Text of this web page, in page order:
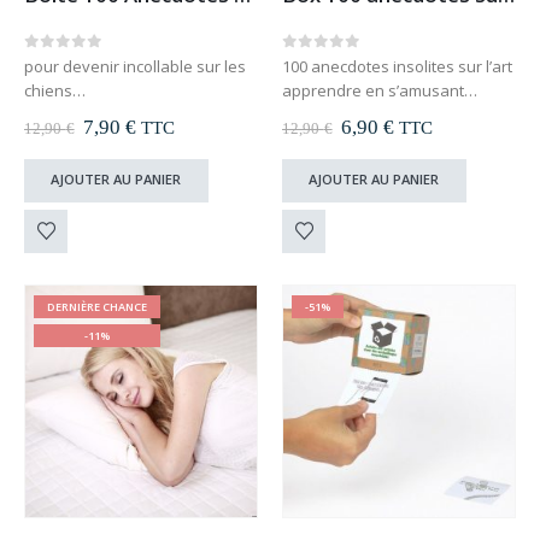
out of 5
pour devenir incollable sur les
chiens
jours
idéal pour se détendre 2
minutes
12,90€ Le
initial
était :
12,90 €.
7,90 €Le
actuel
est :
7,90 €.
TTC
AJOUTER AU PANIER
0out of 5
100 anecdotes insolites sur l’art
apprendre en s’amusant
12,90€ Le
initial
était :
12,90 €.
6,90 €Le
actuel
est :
6,90 €.
TTC
AJOUTER AU PANIER
DERNIÈRE CHANCE
-11%
-51%